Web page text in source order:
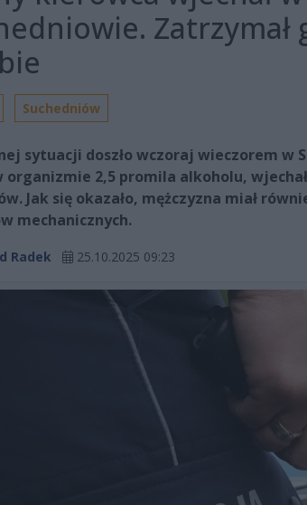
Suchedniów
sytuacji doszło wczoraj wieczorem w
organizmie 2,5 promila alkoholu,
Jak się okazało, mężczyzna miał
mechanicznych.
Radek 25.10.2025 09:23